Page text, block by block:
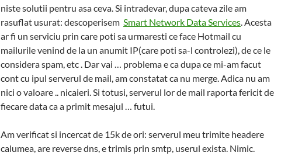
niste solutii pentru asa ceva. Si intradevar, dupa cateva zile am
rasuflat usurat: descoperisem Smart Network Data Services. Acesta
ar fi un serviciu prin care poti sa urmaresti ce face Hotmail cu
mailurile venind de la un anumit IP(care poti sa-l controlezi), de ce le
considera spam, etc . Dar vai … problema e ca dupa ce mi-am facut
cont cu ipul serverul de mail, am constatat ca nu merge. Adica nu am
nici o valoare .. nicaieri. Si totusi, serverul lor de mail raporta fericit de
fiecare data ca a primit mesajul … futui.
Am verificat si incercat de 15k de ori: serverul meu trimite headere
calumea, are reverse dns, e trimis prin smtp, userul exista. Nimic.